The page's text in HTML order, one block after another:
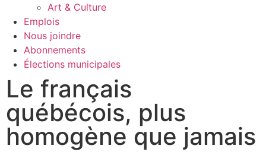
Art & Culture
Emplois
Nous joindre
Abonnements
Élections municipales
Le français
québécois, plus
homogène que jamais